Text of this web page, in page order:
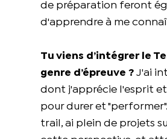
de préparation feront
d'apprendre à me
Tu viens d’intégrer le
genre d’épreuve ? J'ai
dont j'apprécie l'esprit et
pour durer et
trail, ai plein de projets